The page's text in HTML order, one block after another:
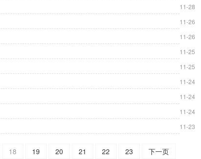
11-28
11-26
11-26
11-25
11-25
11-24
11-24
11-24
11-23
18 19 20 21 22 23 下一页